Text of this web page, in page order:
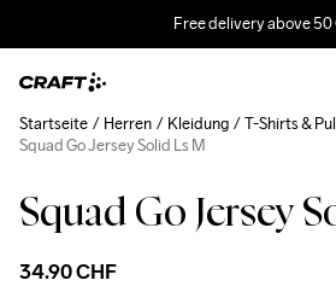
Free delivery above 50
Squad Go Jersey
34.90 CHF
Startseite Herren Kleidung
T-Shirts &
Squad Go Jersey Solid Ls M